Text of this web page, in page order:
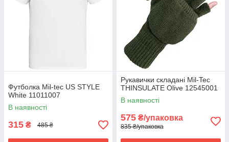
Футболка Mil-tec US STYLE
White 11011007
В наявності
315 ₴ 485 ₴
Рукавички складані Mil-Tec
THINSULATE Olive 12545001
В наявності
575 ₴/упаковка
835 ₴/упаковка